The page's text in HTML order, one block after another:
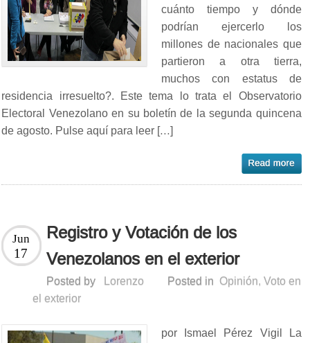
cuánto tiempo y dónde
podrían ejercerlo los
millones de nacionales que
partieron a otra tierra,
muchos con estatus de
residencia irresuelto?. Este tema lo trata el Observatorio
Electoral Venezolano en su boletín de la segunda quincena
de agosto. Pulse aquí para leer […]
Registro y Votación de los
Venezolanos en el exterior
Jun
17
Posted by Lorenzo Posted in Opinión,Voto en
el exterior
por Ismael Pérez Vigil La